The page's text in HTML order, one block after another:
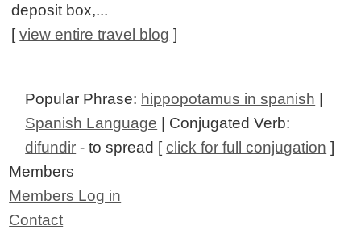
deposit box,...
[view entire travel blog ]
Popular Phrase: hippopotamus in spanish |
Spanish Language | Conjugated Verb:
difundir - to spread [click for full conjugation ]
Members
Members Log in
Contact